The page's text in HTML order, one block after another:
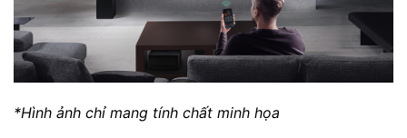
*Hình ảnh chỉ mang tính chất minh họa